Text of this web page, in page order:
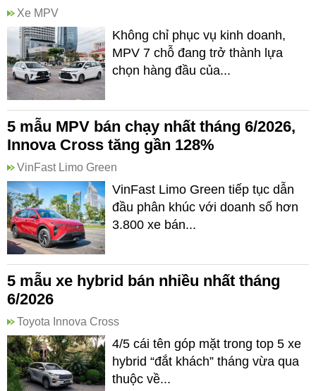
Xe MPV
Không chỉ phục vụ kinh doanh,
MPV 7 chỗ đang trở thành lựa
chọn hàng đầu của...
5 mẫu MPV bán chạy nhất tháng 6/2026,
Innova Cross tăng gần 128%
VinFast Limo Green
VinFast Limo Green tiếp tục dẫn
đầu phân khúc với doanh số hơn
3.800 xe bán...
5 mẫu xe hybrid bán nhiều nhất tháng
6/2026
Toyota Innova Cross
4/5 cái tên góp mặt trong top 5 xe
hybrid “đắt khách” tháng vừa qua
thuộc về...